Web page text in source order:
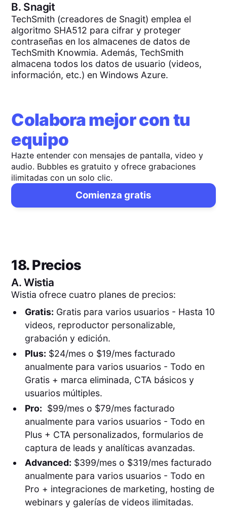
B. Snagit
TechSmith (creadores de Snagit) emplea el
algoritmo SHA512 para cifrar y proteger
contraseñas en los almacenes de datos de
TechSmith Knowmia. Además, TechSmith
almacena todos los datos de usuario (videos,
información, etc.) en Windows Azure.
Colabora mejor con tu
equipo
Hazte entender con mensajes de pantalla, video y
audio. Bubbles es gratuito y ofrece grabaciones
ilimitadas con un solo clic.
Comienza gratis
18. Precios
A.Wistia
Wistia ofrece cuatro planes de precios:
Gratis: Gratis para varios usuarios - Hasta 10
videos, reproductor personalizable,
grabación y edición.
Plus: $24/mes o $19/mes facturado
anualmente para varios usuarios - Todo en
Gratis + marca eliminada, CTA básicos y
usuarios múltiples.
Pro: $99/mes o $79/mes facturado
anualmente para varios usuarios - Todo en
Plus + CTA personalizados, formularios de
captura de leads y analíticas avanzadas.
Advanced: $399/mes o $319/mes facturado
anualmente para varios usuarios - Todo en
Pro + integraciones de marketing, hosting de
webinars y galerías de videos ilimitadas.